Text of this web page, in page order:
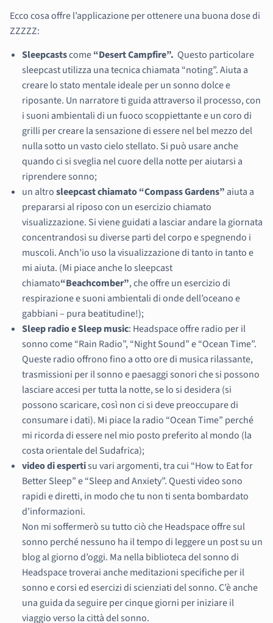
Ecco cosa offre l’applicazione per ottenere una buona dose di
ZZZZZ:
Sleepcastscome“Desert Campfire”. Questo particolare
sleepcast utilizza una tecnica chiamata “noting”. Aiuta a
creare lo stato mentale ideale per un sonno dolce e
riposante. Un narratore ti guida attraverso il processo, con
i suoni ambientali di un fuoco scoppiettante e un coro di
grilli per creare la sensazione di essere nel bel mezzo del
nulla sotto un vasto cielo stellato. Si può usare anche
quando ci si sveglia nel cuore della notte per aiutarsi a
riprendere sonno;
un altrosleepcast chiamato “Compass Gardens” aiuta a
prepararsi al riposo con un esercizio chiamato
visualizzazione. Si viene guidati a lasciar andare la giornata
concentrandosi su diverse parti del corpo e spegnendo i
muscoli. Anch’io uso la visualizzazione di tanto in tanto e
mi aiuta. (Mi piace anche lo sleepcast
chiamato“Beachcomber”, che offre un esercizio di
respirazione e suoni ambientali di onde dell’oceano e
gabbiani – pura beatitudine!);
Sleep radio e Sleep music: Headspace offre radio per il
sonno come “Rain Radio”, “Night Sound” e “Ocean Time”.
Queste radio offrono fino a otto ore di musica rilassante,
trasmissioni per il sonno e paesaggi sonori che si possono
lasciare accesi per tutta la notte, se lo si desidera (si
possono scaricare, così non ci si deve preoccupare di
consumare i dati). Mi piace la radio “Ocean Time” perché
mi ricorda di essere nel mio posto preferito al mondo (la
costa orientale del Sudafrica);
video di espertisu vari argomenti, tra cui “How to Eat for
Better Sleep” e “Sleep and Anxiety”. Questi video sono
rapidi e diretti, in modo che tu non ti senta bombardato
d’informazioni.
Non mi soffermerò su tutto ciò che Headspace offre sul
sonno perché nessuno ha il tempo di leggere un post su un
blog al giorno d’oggi. Ma nella biblioteca del sonno di
Headspace troverai anche meditazioni specifiche per il
sonno e corsi ed esercizi di scienziati del sonno. C’è anche
una guida da seguire per cinque giorni per iniziare il
viaggio verso la città del sonno.